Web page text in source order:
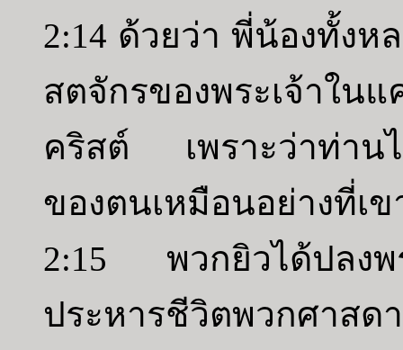
2:14 ด้วยว่า พี่น้องทั้ง
สตจักรของพระเจ้าใน
คริสต์ เพราะว่าท่านไ
ของตนเหมือนอย่างที่เ
2:15 พวกยิวได้ปลง
ประหารชีวิตพวกศาสด